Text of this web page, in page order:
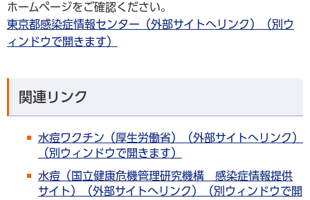
ホームページをご確認ください。
東京都感染症情報センター（外部サイトへリンク）（別ウ
ィンドウで開きます）
関連リンク
水痘ワクチン（厚生労働省）（外部サイトへリンク）
（別ウィンドウで開きます）
水痘（国立健康危機管理研究機構 感染症情報提供
サイト）（外部サイトへリンク）（別ウィンドウで開